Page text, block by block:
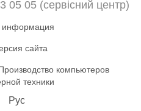
05 05 (сервісний центр)
информация
сайта
компьютеров
техники
Рус